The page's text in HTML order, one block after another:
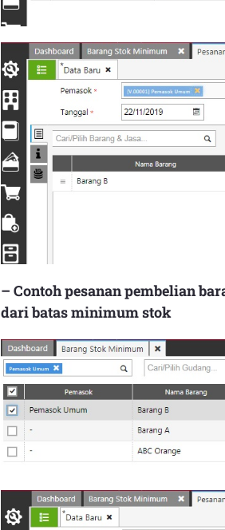
– Contoh pesanan pembelian
dari batas minimum stok